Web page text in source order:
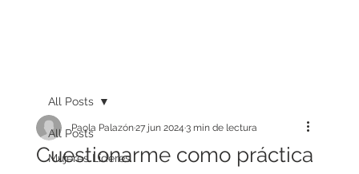
All Posts
Mujeres Líderes
All Posts
Cuestionarme como práctica
Paola Palazón27 jun 20243 min de lectura